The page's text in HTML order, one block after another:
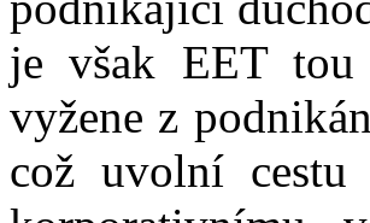
je však EET tou
vyžene z
což uvolní cestu